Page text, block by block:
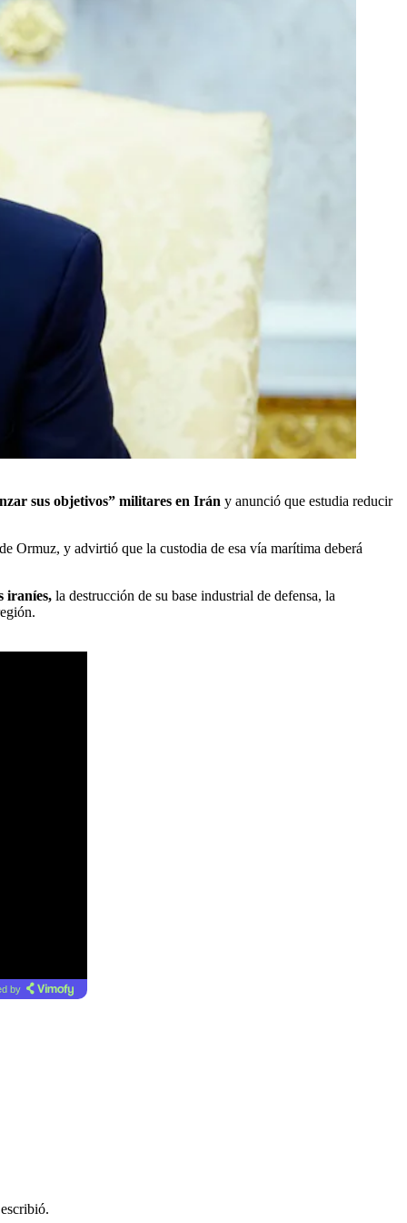
sus objetivos” militares en Irán y anunció que estudia reducir
Ormuz, y advirtió que la custodia de esa vía marítima deberá
iraníes, la destrucción de su base industrial de defensa, la
by